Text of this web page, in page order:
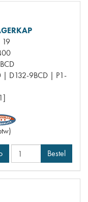
| D132-9BCD | P1-
Bestel